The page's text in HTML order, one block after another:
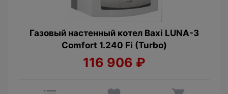
Газовый настенный котел Baxi LUNA-3
Comfort 1.240 Fi (Turbo)
116 906 ₽